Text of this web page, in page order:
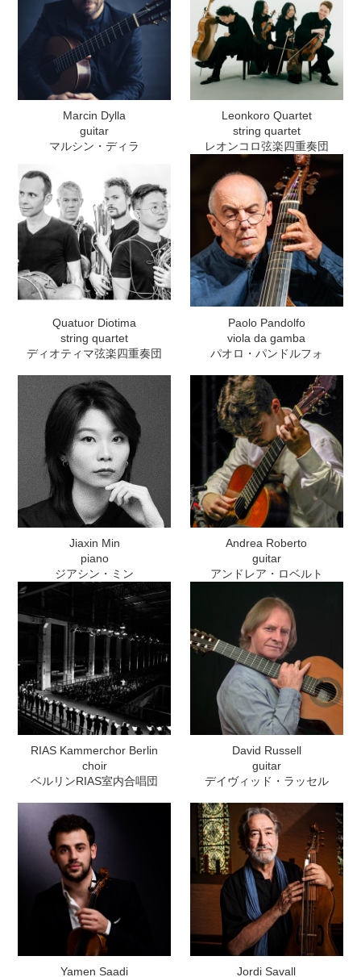
Marcin Dylla
guitar
マルシン・ディラ
Leonkoro Quartet
string quartet
レオンコロ弦楽四重奏団
Quatuor Diotima
string quartet
ディオティマ弦楽四重奏団
Jiaxin Min
piano
ジアシン・ミン
Paolo Pandolfo
viola da gamba
パオロ・パンドルフォ
Andrea Roberto
guitar
アンドレア・ロベルト
RIAS Kammerchor Berlin
choir
ベルリンRIAS室内合唱団
Yamen Saadi
David Russell
guitar
デイヴィッド・ラッセル
Jordi Savall